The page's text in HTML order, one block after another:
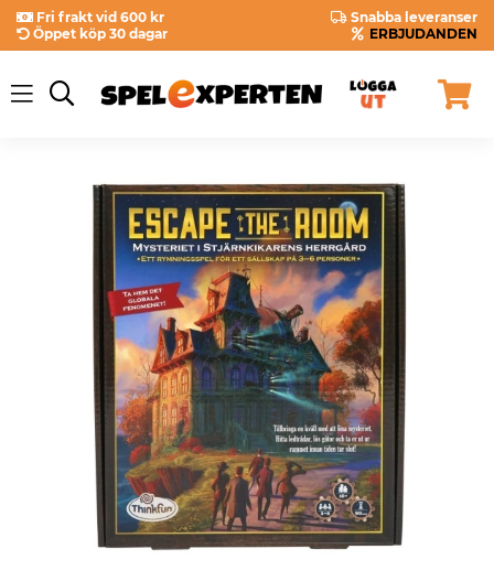
Fri frakt vid 600 kr
Snabba leveranser
Öppet köp 30 dagar
ERBJUDANDEN